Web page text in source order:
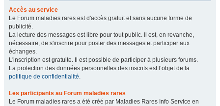
Accès au service
Le Forum maladies rares est d'accès gratuit et sans aucune forme de
publicité.
La lecture des messages est libre pour tout public. Il est, en revanche,
nécessaire, de s'inscrire pour poster des messages et participer aux
échanges.
L'inscription est gratuite. Il est possible de participer à plusieurs forums.
La protection des données personnelles des inscrits est l’objet de la
politique de confidentialité.
Les participants au Forum maladies rares
Le Forum maladies rares a été créé par Maladies Rares Info Service en